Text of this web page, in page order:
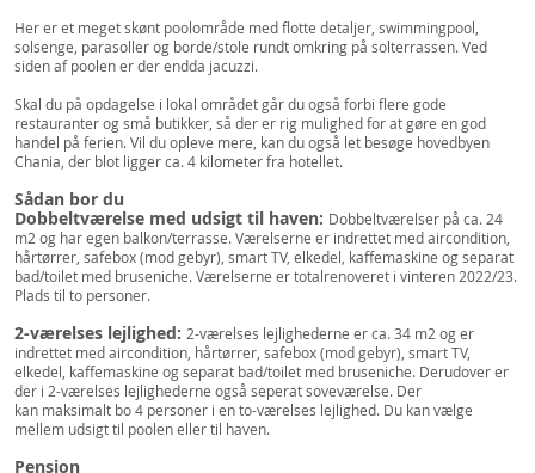
Her er et meget skønt poolområde med flotte detaljer, swimmingpool,
solsenge, parasoller og borde/stole rundt omkring på solterrassen. Ved
siden af poolen er der endda jacuzzi.
Skal du på opdagelse i lokal området går du også forbi flere gode
restauranter og små butikker, så der er rig mulighed for at gøre en god
handel på ferien. Vil du opleve mere, kan du også let besøge hovedbyen
Chania, der blot ligger ca. 4 kilometer fra hotellet.
Sådan bor du
Dobbeltværelse med udsigt til haven: Dobbeltværelser på ca. 24
m2 og har egen balkon/terrasse. Værelserne er indrettet med aircondition,
hårtørrer, safebox (mod gebyr), smart TV, elkedel, kaffemaskine og separat
bad/toilet med bruseniche. Værelserne er totalrenoveret i vinteren 2022/23.
Plads til to personer.
2-værelses lejlighed: 2-værelses lejlighederne er ca. 34 m2 og er
indrettet med aircondition, hårtørrer, safebox (mod gebyr), smart TV,
elkedel, kaffemaskine og separat bad/toilet med bruseniche. Derudover er
der i 2-værelses lejlighederne også seperat soveværelse. Der
kan maksimalt bo 4 personer i en to-værelses lejlighed. Du kan vælge
mellem udsigt til poolen eller til haven.
Pension